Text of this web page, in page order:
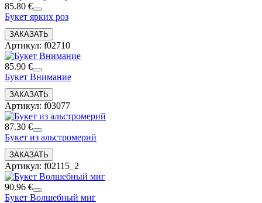
85.80 €
Букет ярких роз
Артикул: f02710
85.90 €
Букет Внимание
Артикул: f03077
87.30 €
Букет из альстромерий
Артикул: f02115_2
90.96 €
Букет Волшебный миг